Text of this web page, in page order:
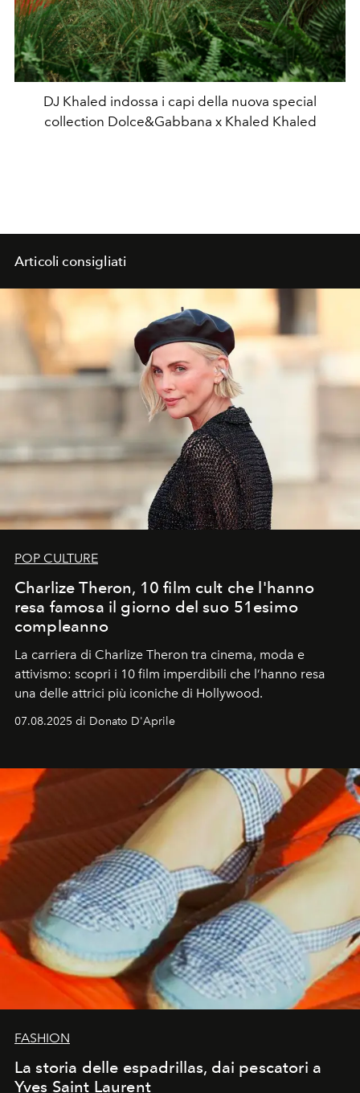
DJ Khaled indossa i capi della nuova special
collection Dolce&Gabbana x Khaled Khaled
Articoli consigliati
POP CULTURE
Charlize Theron, 10 film cult che l'hanno
resa famosa il giorno del suo 51esimo
compleanno
La carriera di Charlize Theron tra cinema, moda e
attivismo: scopri i 10 film imperdibili che l’hanno resa
una delle attrici più iconiche di Hollywood.
07.08.2025 di Donato D'Aprile
FASHION
La storia delle espadrillas, dai pescatori a
Yves Saint Laurent